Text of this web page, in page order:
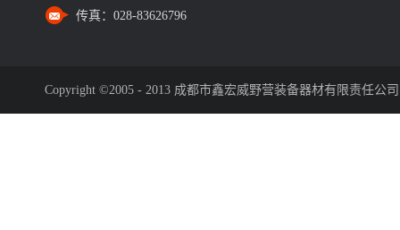
传真： 028-83626796
Copyright ©2005 - 2013 成都市鑫宏威野营装备器材有限责任公司